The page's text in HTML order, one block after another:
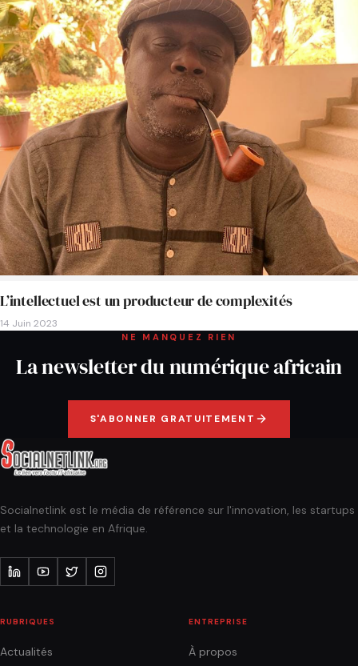
L’intellectuel est un producteur de complexités
14 Juin 2023
NE MANQUEZ RIEN
La newsletter du numérique africain
S'ABONNER GRATUITEMENT
Socialnetlink est le média de référence sur l'innovation, les startups
et la technologie en Afrique.
RUBRIQUES
Actualités
ENTREPRISE
À propos